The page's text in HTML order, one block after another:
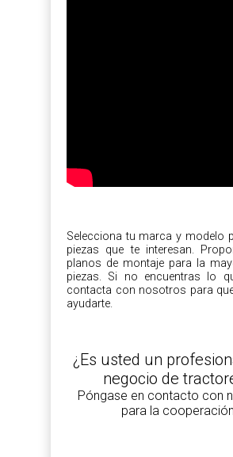
Selecciona tu marca y modelo
piezas que te interesan.
planos de montaje para la
piezas. Si no encuentras lo
contacta con nosotros para
ayudarte.
¿Es usted un
negocio de
Póngase en contacto con
para la cooperación